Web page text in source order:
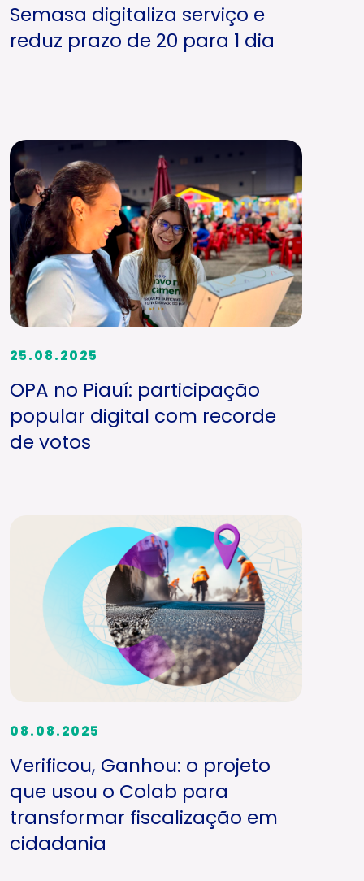
Semasa digitaliza serviço e
reduz prazo de 20 para 1 dia
25.08.2025
OPA no Piauí: participação
popular digital com recorde
de votos
08.08.2025
Verificou, Ganhou: o projeto
que usou o Colab para
transformar fiscalização em
cidadania